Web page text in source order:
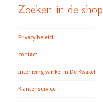
Zoeken in de shop
Privacy beleid
contact
Interliving winkel in De Kwakel
Klantenservice